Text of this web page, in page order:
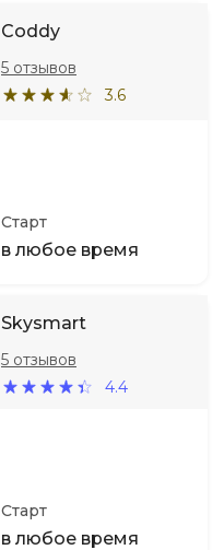
Coddy
3.6
5 отзывов
Старт
в любое время
Skysmart
4.4
5 отзывов
Старт
в любое время